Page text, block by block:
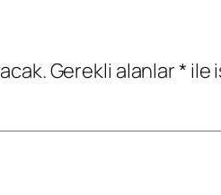
Gerekli alanlar* ile